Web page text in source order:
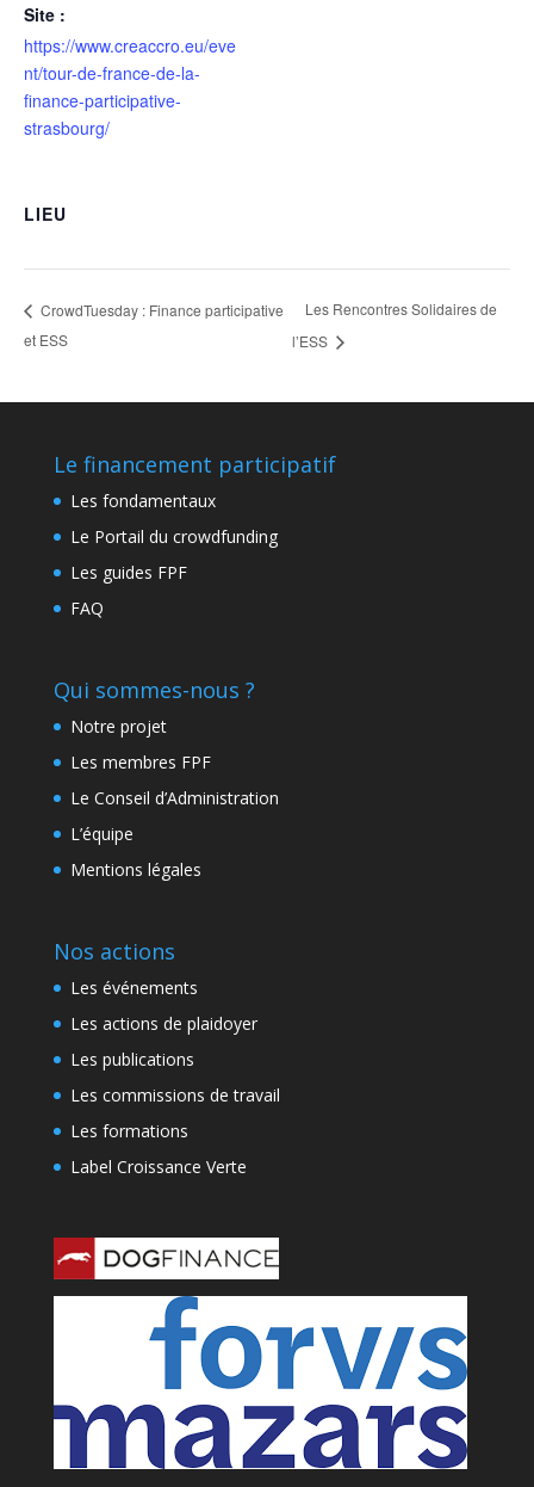
Site :
https://www.creaccro.eu/eve
nt/tour-de-france-de-la-
finance-participative-
strasbourg/
LIEU
CrowdTuesday : Finance participative
et ESS
Les Rencontres Solidaires de
l’ESS
Le financement participatif
Les fondamentaux
Le Portail du crowdfunding
Les guides FPF
FAQ
Qui sommes-nous ?
Notre projet
Les membres FPF
Le Conseil d’Administration
L’équipe
Mentions légales
Nos actions
Les événements
Les actions de plaidoyer
Les publications
Les commissions de travail
Les formations
Label Croissance Verte